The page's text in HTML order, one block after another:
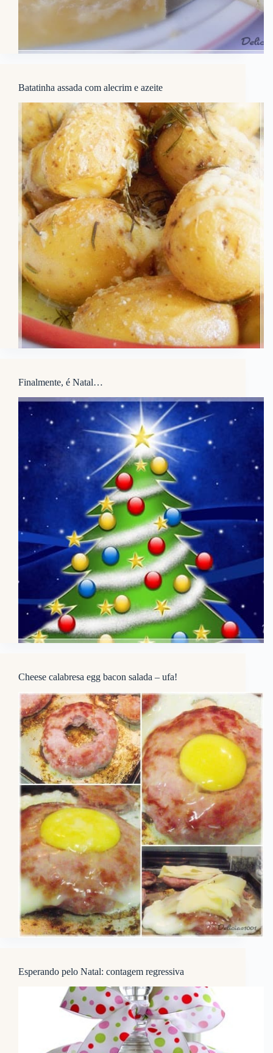
Batatinha assada com alecrim e azeite
Finalmente, é Natal…
Cheese calabresa egg bacon salada – ufa!
Esperando pelo Natal: contagem regressiva